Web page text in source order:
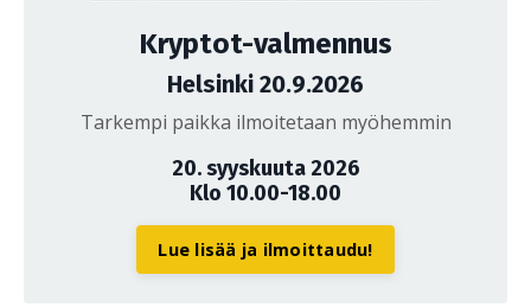
Kryptot-valmennus
Helsinki 20.9.2026
Tarkempi paikka ilmoitetaan myöhemmin
20. syyskuuta 2026
Klo 10.00-18.00
Lue lisää ja ilmoittaudu!